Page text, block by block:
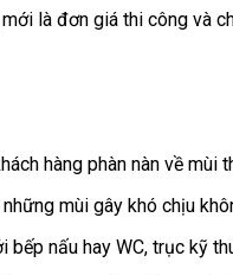
là đơn giá thi công và
hàng phàn nàn về mùi
mùi gây khó chịu
bếp nấu hay WC, trục kỹ